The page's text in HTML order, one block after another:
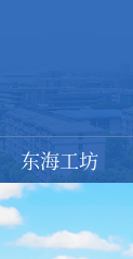
东海工坊